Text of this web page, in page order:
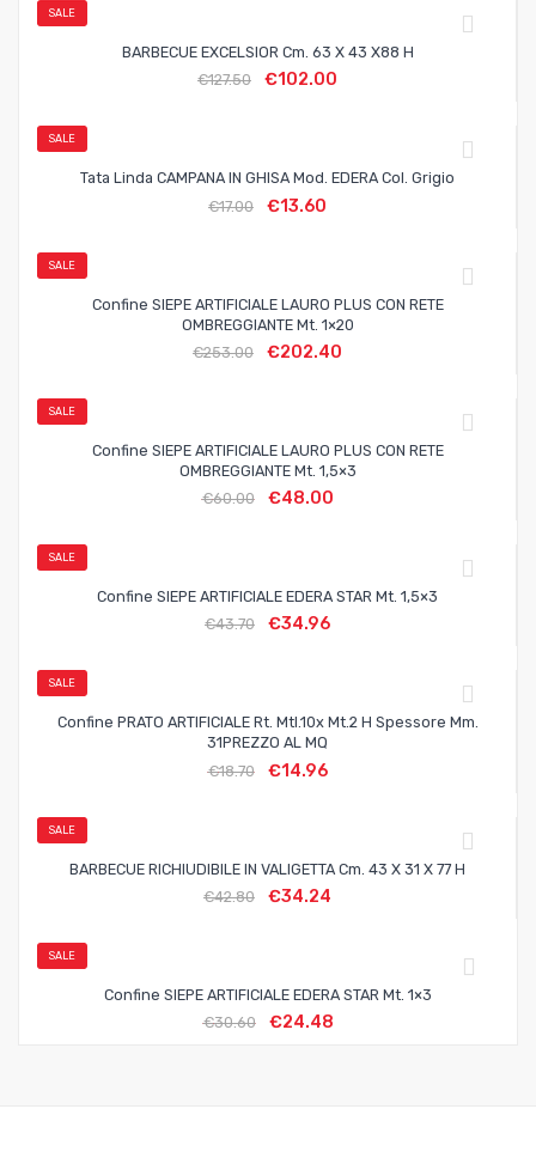
SALE
BARBECUE EXCELSIOR Cm. 63 X 43 X88 H
€127.50 €102.00
SALE
Tata Linda CAMPANA IN GHISA Mod. EDERA Col. Grigio
€17.00 €13.60
SALE
Confine SIEPE ARTIFICIALE LAURO PLUS CON RETE
OMBREGGIANTE Mt. 1×20
€253.00 €202.40
SALE
Confine SIEPE ARTIFICIALE LAURO PLUS CON RETE
OMBREGGIANTE Mt. 1,5×3
€60.00 €48.00
SALE
Confine SIEPE ARTIFICIALE EDERA STAR Mt. 1,5×3
€43.70 €34.96
SALE
Confine PRATO ARTIFICIALE Rt. Mtl.10x Mt.2 H Spessore Mm.
31PREZZO AL MQ
€18.70 €14.96
SALE
BARBECUE RICHIUDIBILE IN VALIGETTA Cm. 43 X 31 X 77 H
€42.80 €34.24
SALE
Confine SIEPE ARTIFICIALE EDERA STAR Mt. 1×3
€30.60 €24.48